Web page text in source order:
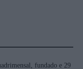
fundado e 29